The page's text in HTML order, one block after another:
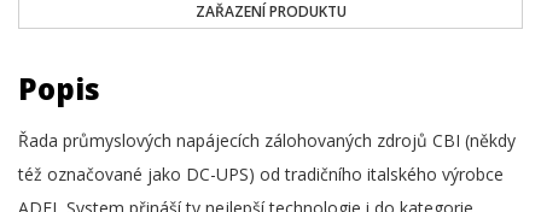
ZAŘAZENÍ PRODUKTU
Popis
Řada průmyslových napájecích zálohovaných zdrojů CBI (někdy
též označované jako DC-UPS) od tradičního italského výrobce